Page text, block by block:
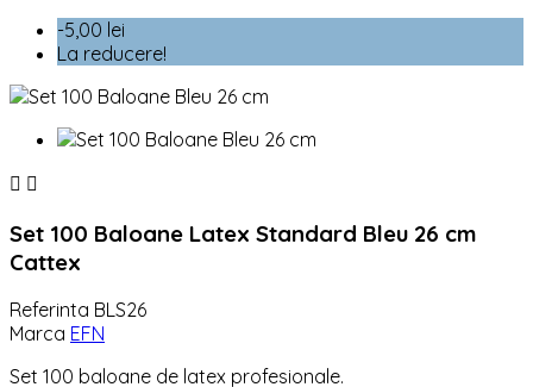
-5,00 lei
La reducere!
 
Set 100 Baloane Latex Standard Bleu 26 cm
Cattex
Referinta BLS26
Marca EFN
Set 100 baloane de latex profesionale.